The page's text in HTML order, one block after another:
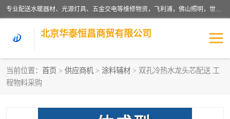
专业配送水暖器材、光源灯具、五金交电等维修物资，飞利浦，佛山照明，世达，博世，九牧，特陶等各产品涉及国内外知名品牌。公司专注与物业、学校、酒店、工厂等单位合作，提供一站式配送服务，降低客户综合成本。依托电子商务改变传统模式，以专业的团队为客户提供24H物资配送到达，货到月结、统一开票，便捷退换等服务，提高了企业的运营效率。
北京华泰恒昌商贸有限公司
当前位置： 首页 > 供应商机 > 涂料辅材 > 双孔冷热水龙头芯配送 工
程物料采购
水暖阀门
涂料辅材